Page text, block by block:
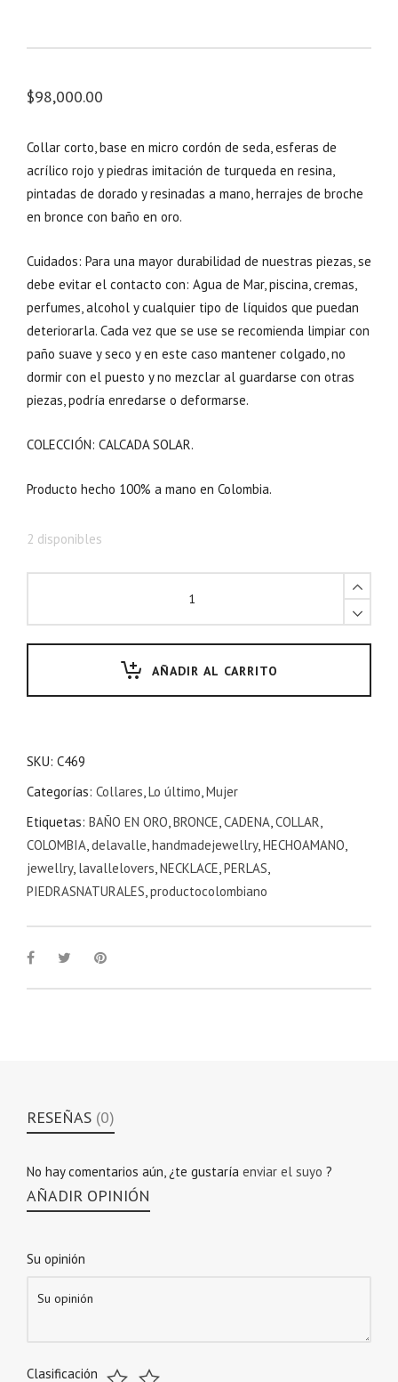
$98,000.00
Collar corto, base en micro cordón de seda, esferas de
acrílico rojo y piedras imitación de turqueda en resina,
pintadas de dorado y resinadas a mano, herrajes de broche
en bronce con baño en oro.
Cuidados: Para una mayor durabilidad de nuestras piezas, se
debe evitar el contacto con: Agua de Mar, piscina, cremas,
perfumes, alcohol y cualquier tipo de líquidos que puedan
deteriorarla. Cada vez que se use se recomienda limpiar con
paño suave y seco y en este caso mantener colgado, no
dormir con el puesto y no mezclar al guardarse con otras
piezas, podría enredarse o deformarse.
COLECCIÓN: CALCADA SOLAR.
Producto hecho 100% a mano en Colombia.
2 disponibles
AÑADIR AL CARRITO
SKU: C469
Categorías: Collares,Lo último,Mujer
Etiquetas: BAÑO EN ORO,BRONCE,CADENA,COLLAR,
COLOMBIA,delavalle,handmadejewellry,HECHOAMANO,
jewellry, lavallelovers,NECKLACE,PERLAS,
PIEDRASNATURALES,productocolombiano
RESEÑAS (0)
No hay comentarios aún, ¿te gustaría enviar el suyo ?
AÑADIR OPINIÓN
Su opinión
Clasificación